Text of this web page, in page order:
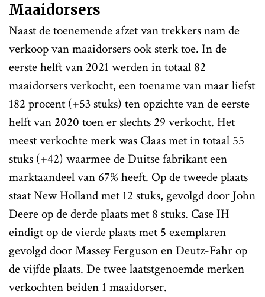
Maaidorsers
Naast de toenemende afzet van trekkers nam de
verkoop van maaidorsers ook sterk toe. In de
eerste helft van 2021 werden in totaal 82
maaidorsers verkocht, een toename van maar liefst
182 procent (+53 stuks) ten opzichte van de eerste
helft van 2020 toen er slechts 29 verkocht. Het
meest verkochte merk was Claas met in totaal 55
stuks (+42) waarmee de Duitse fabrikant een
marktaandeel van 67% heeft. Op de tweede plaats
staat New Holland met 12 stuks, gevolgd door John
Deere op de derde plaats met 8 stuks. Case IH
eindigt op de vierde plaats met 5 exemplaren
gevolgd door Massey Ferguson en Deutz-Fahr op
de vijfde plaats. De twee laatstgenoemde merken
verkochten beiden 1 maaidorser.